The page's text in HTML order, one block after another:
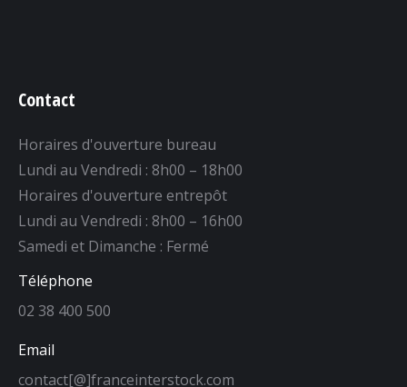
Contact
Horaires d'ouverture bureau
Lundi au Vendredi : 8h00 – 18h00
Horaires d'ouverture entrepôt
Lundi au Vendredi : 8h00 – 16h00
Samedi et Dimanche : Fermé
Téléphone
02 38 400 500
Email
contact[@]franceinterstock.com